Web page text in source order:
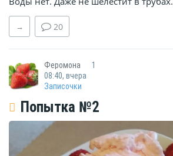
→ 20
Феромона
1
08:40, вчера
Записочки
Попытка №2